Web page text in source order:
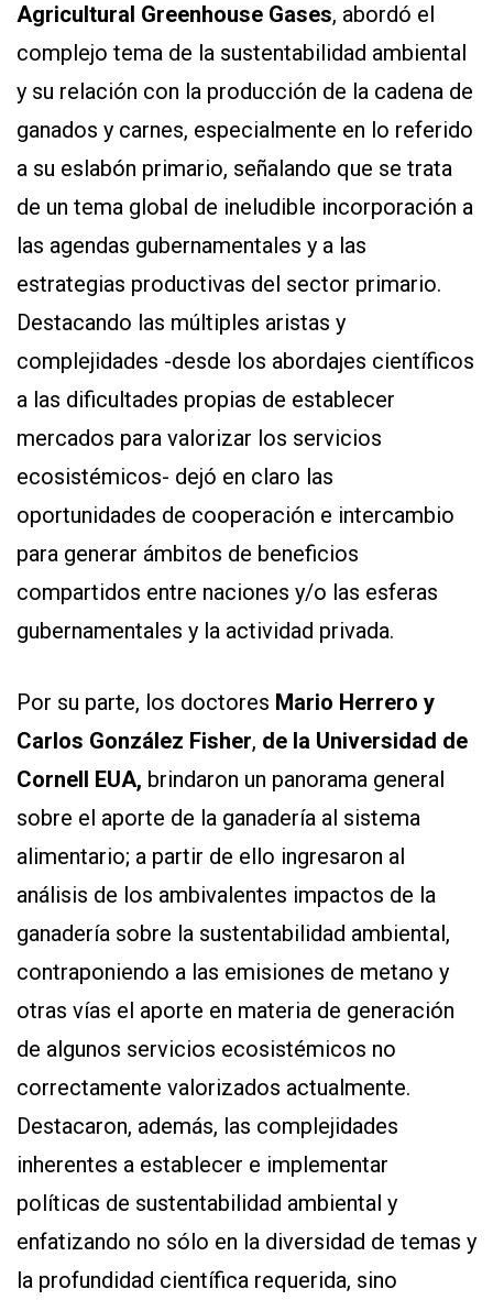
Agricultural Greenhouse Gases, abordó el
complejo tema de la sustentabilidad ambiental
y su relación con la producción de la cadena de
ganados y carnes, especialmente en lo referido
a su eslabón primario, señalando que se trata
de un tema global de ineludible incorporación a
las agendas gubernamentales y a las
estrategias productivas del sector primario.
Destacando las múltiples aristas y
complejidades -desde los abordajes científicos
a las dificultades propias de establecer
mercados para valorizar los servicios
ecosistémicos- dejó en claro las
oportunidades de cooperación e intercambio
para generar ámbitos de beneficios
compartidos entre naciones y/o las esferas
gubernamentales y la actividad privada.
Por su parte, los doctores Mario Herrero y
Carlos González Fisher, de la Universidad de
Cornell EUA, brindaron un panorama general
sobre el aporte de la ganadería al sistema
alimentario; a partir de ello ingresaron al
análisis de los ambivalentes impactos de la
ganadería sobre la sustentabilidad ambiental,
contraponiendo a las emisiones de metano y
otras vías el aporte en materia de generación
de algunos servicios ecosistémicos no
correctamente valorizados actualmente.
Destacaron, además, las complejidades
inherentes a establecer e implementar
políticas de sustentabilidad ambiental y
enfatizando no sólo en la diversidad de temas y
la profundidad científica requerida, sino